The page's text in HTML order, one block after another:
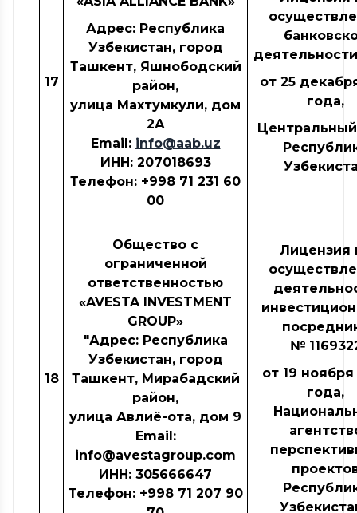
17
Адрес: Республика
Узбекистан, город
Ташкент, Яшнободский
район,
улица Махтумкули, дом
2А
Email: info@aab.uz
ИНН: 207018693
Телефон: +998 71 231 60
00
от 25
года,
18
Общество с
ограниченной
ответственностью
«AVESTA INVESTMENT
GROUP»
"Адрес: Республика
Узбекистан, город
Ташкент, Мирабадский
район,
улица Авлиё-ота, дом 9
Email:
info@avestagroup.com
ИНН: 305666647
Телефон: +998 71 207 90
Лицензия
№
от 19 ноября
года,